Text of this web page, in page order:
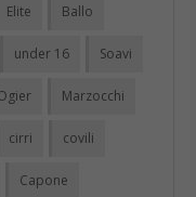
Elite Ballo
under 16 Soavi
Marzocchi
cirri covili
Capone